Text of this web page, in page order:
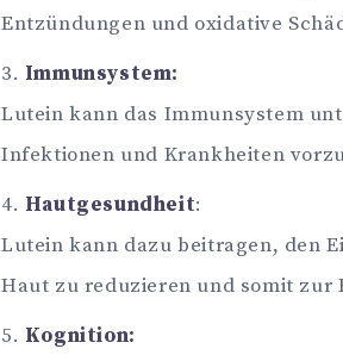
Entzündungen und oxidative
Immunsystem:
Lutein kann das Immunsystem
Infektionen und Krankheiten
Hautgesundheit:
Lutein kann dazu beitragen, den
Haut zu reduzieren und somit zur
Kognition: